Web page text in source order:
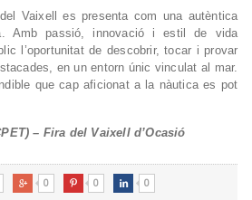
Vaixell es presenta com una autèntica
Amb passió, innovació i estil de vida
l’oportunitat de descobrir, tocar i provar
en un entorn únic vinculat al mar.
que cap aficionat a la nàutica es pot
– Fira del Vaixell d’Ocasió
 0  0  0